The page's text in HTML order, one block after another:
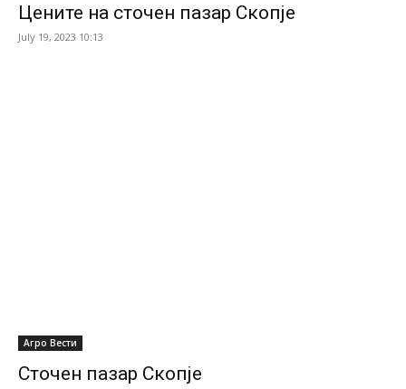
Цените на сточен пазар Скопје
July 19, 2023 10:13
Агро Вести
Сточен пазар Скопје